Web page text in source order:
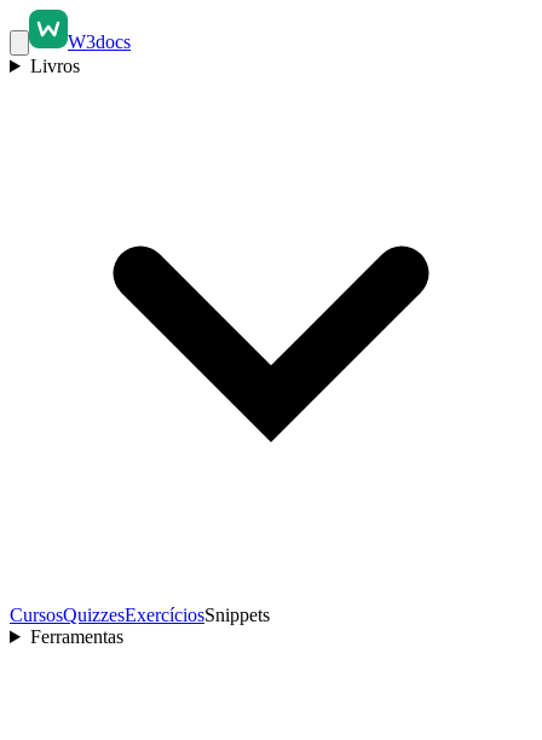
W3docs
Livros
CursosQuizzesExercíciosSnippets
Ferramentas